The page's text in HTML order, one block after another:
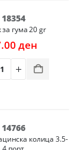
18354
за гума 20 gr
ден
14766
колица 3.5-